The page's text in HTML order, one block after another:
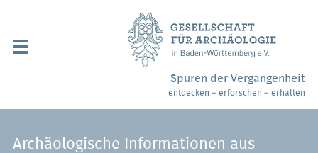
Über uns / Mitgliedschaft
Partner / Links
Spuren der Vergangenheit
entdecken – erforschen – erhalten
Archäologische Informationen aus